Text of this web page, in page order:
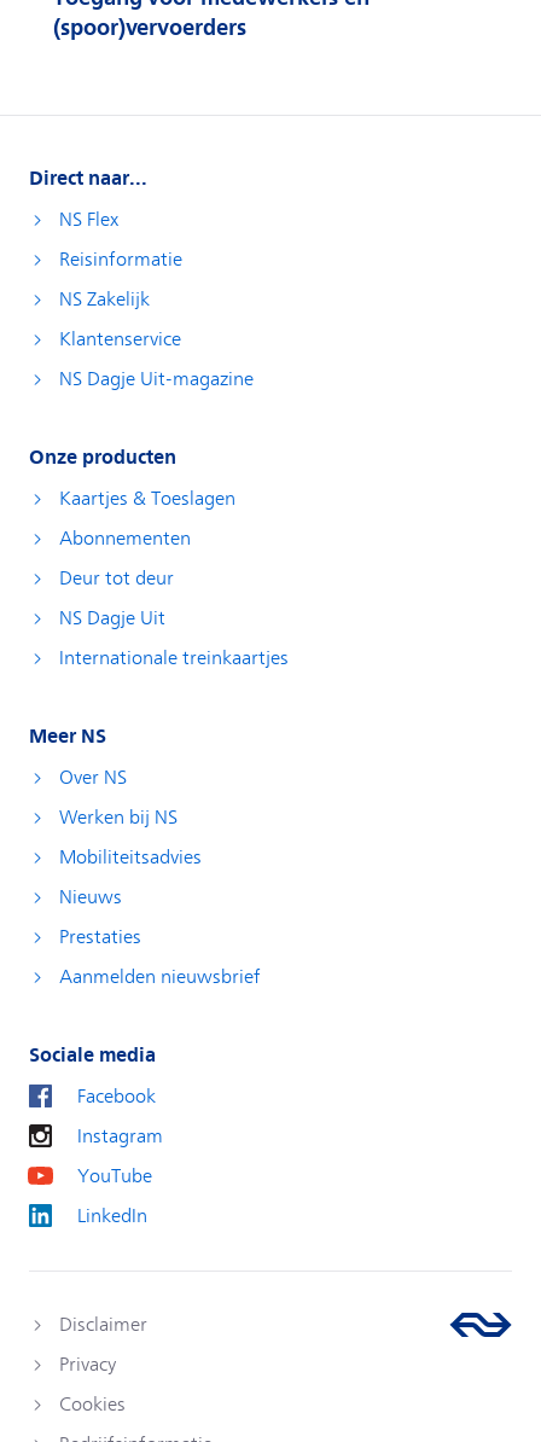
(spoor)vervoerders
Direct naar...
NS Flex
Reisinformatie
NS Zakelijk
Klantenservice
NS Dagje Uit-magazine
Onze producten
Kaartjes & Toeslagen
Abonnementen
Deur tot deur
NS Dagje Uit
Internationale treinkaartjes
Meer NS
Over NS
Werken bij NS
Mobiliteitsadvies
Nieuws
Prestaties
Aanmelden nieuwsbrief
Sociale media
Facebook
Instagram
YouTube
LinkedIn
Disclaimer
Privacy
Cookies